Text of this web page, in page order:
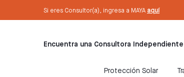
Si eres Consultor(a), ingresa a MAYA aquí
Mira los códigos NSO de nuestros productos
Encuentra una Consultora Independiente
Protección Solar